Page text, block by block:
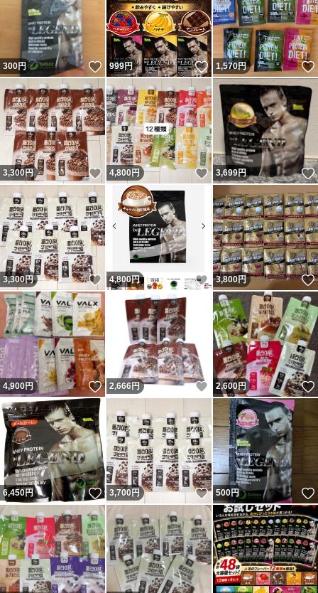
300円 いいね！
999円 いいね！
1,570円
3,300円 いいね！
4,800円 いいね！
3,699円
3,300円 いいね！
4,800円 いいね！
3,800円
4,900円 いいね！
2,666円 いいね！
2,600円
6,450円 いいね！
3,700 円 いいね！
500円